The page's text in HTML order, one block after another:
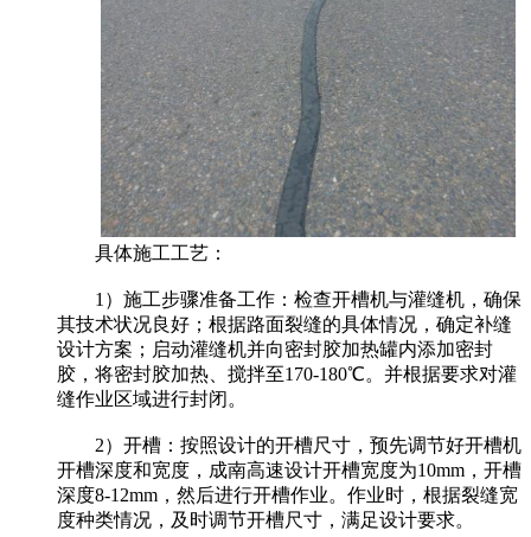
具体施工工艺：
1）施工步骤准备工作：检查开槽机与灌缝机，确保
其技术状况良好；根据路面裂缝的具体情况，确定补缝
设计方案；启动灌缝机并向密封胶加热罐内添加密封
胶，将密封胶加热、搅拌至170-180℃。并根据要求对灌
缝作业区域进行封闭。
2）开槽：按照设计的开槽尺寸，预先调节好开槽机
开槽深度和宽度，成南高速设计开槽宽度为10mm，开槽
深度8-12mm，然后进行开槽作业。作业时，根据裂缝宽
度种类情况，及时调节开槽尺寸，满足设计要求。